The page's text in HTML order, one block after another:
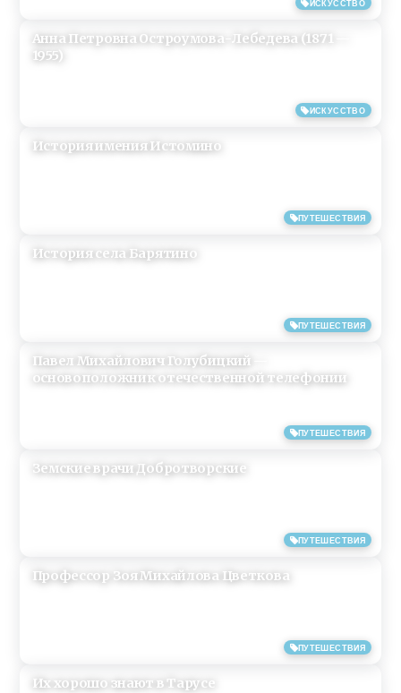
ИСКУССТВО
ИСКУССТВО
Анна Петровна Остроумова-Лебедева (1871 —
1955)
ПУТЕШЕСТВИЯ
История имения Истомино
ПУТЕШЕСТВИЯ
История села Барятино
ПУТЕШЕСТВИЯ
Павел Михайлович Голубицкий —
основоположник отечественной телефонии
ПУТЕШЕСТВИЯ
Земские врачи Добротворские
ПУТЕШЕСТВИЯ
Профессор Зоя Михайлова Цветкова
Их хорошо знают в Тарусе